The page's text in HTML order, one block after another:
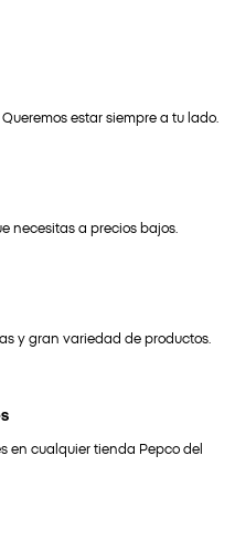
estar siempre a tu lado.
necesitas a precios bajos.
y gran variedad de productos.
en cualquier tienda Pepco del